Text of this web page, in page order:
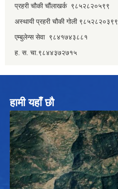
प्रहरी चौकी चौंलाखर्क ९८५२८२०५९९
अस्थायी प्रहरी चौकी गोली ९८५२८२०३९९
एम्बुलेन्स सेवा ९८४१७४३८८१
ह. स. चा.९८४४३७२७१५
हामी यहाँ छौ